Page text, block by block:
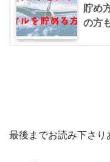
貯め
の方
最後までお読み下さり